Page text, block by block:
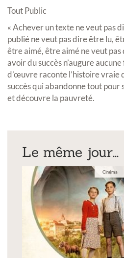
Tout Public
« Achever un texte ne veut pas
publié ne veut pas dire être lu,
être aimé, être aimé ne veut pas
avoir du succès n’augure
d’œuvre raconte l’histoire vraie
succès qui abandonne tout pour
et découvre la pauvreté.
Le même jour...
Cinéma